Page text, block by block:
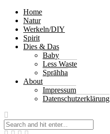
Home
Natur
Werkeln/DIY
Spirit
Dies & Das
Baby
Less Waste
Sprāhha
About
Impressum
Datenschutzerklärung